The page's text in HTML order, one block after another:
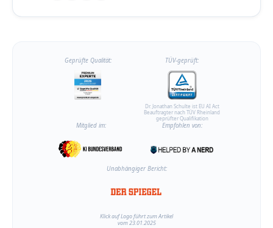
Geprüfte Qualität: TÜV-geprüft:
Dr. Jonathan Schulte ist EU AI Act
Beauftragter nach TÜV Rheinland
geprüfter Qualifikation
Mitglied im: Empfohlen von:
Unabhängiger Bericht:
Klick auf Logo führt zum Artikel
vom 23.01.2025